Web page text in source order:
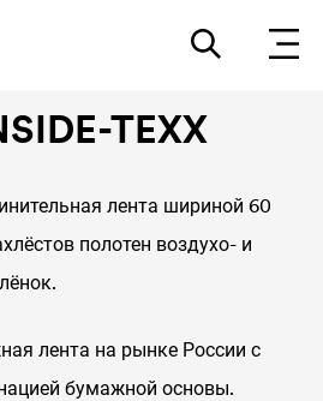
TEXX
лента шириной 60
полотен воздухо- и
лента на рынке России с
бумажной основы.